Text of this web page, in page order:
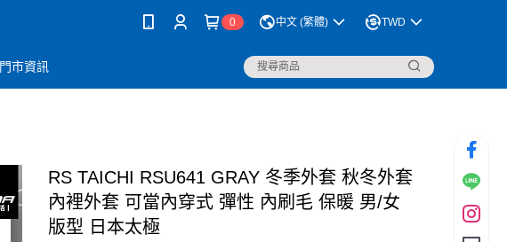
0 中文 (繁體) TWD
門市資訊
RS TAICHI RSU641 GRAY 冬季外套 秋冬外套
內裡外套 可當內穿式 彈性 內刷毛 保暖 男/女
版型 日本太極